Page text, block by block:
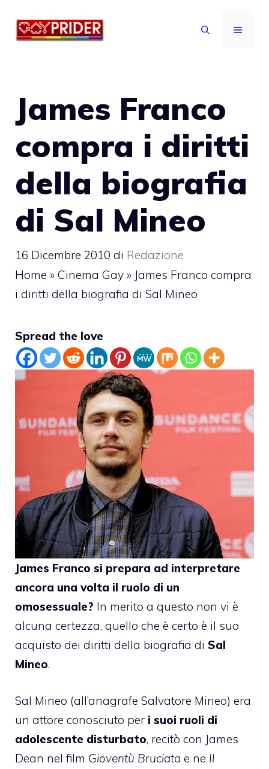
MENU
James Franco
compra i diritti
della biografia
di Sal Mineo
16 Dicembre 2010 di Redazione
Home » Cinema Gay » James Franco compra
i diritti della biografia di Sal Mineo
Spread the love
James Franco si prepara ad interpretare
ancora una volta il ruolo di un
omosessuale? In merito a questo non vi è
alcuna certezza, quello che è certo è il suo
acquisto dei diritti della biografia di Sal
Mineo.
Sal Mineo (all’anagrafe Salvatore Mineo) era
un attore conosciuto per i suoi ruoli di
adolescente disturbato, recitò con James
Dean nel film Gioventù Bruciata e ne Il